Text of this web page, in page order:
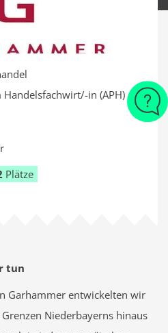
in (APH)
Plätze
tun
Garhammer entwickelten wir
Niederbayerns hinaus